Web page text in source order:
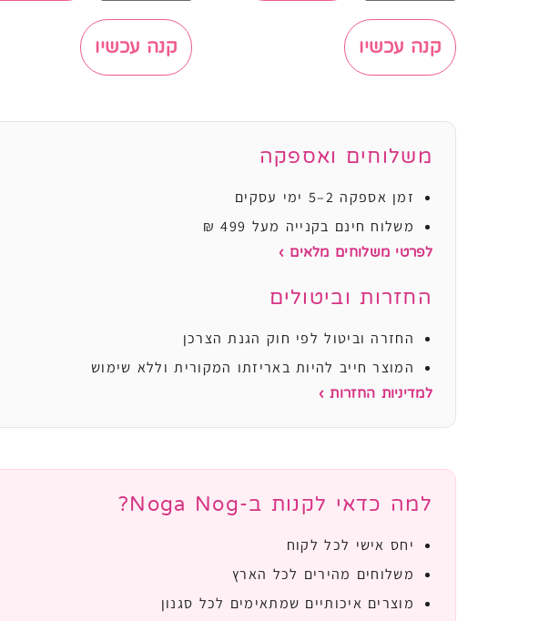
קנה עכשיו קנה עכשיו
משלוחים ואספקה
זמן אספקה 2–5 ימי עסקים
משלוח חינם בקנייה מעל 499 ₪
לפרטי משלוחים מלאים ›
החזרות וביטולים
החזרה וביטול לפי חוק הגנת הצרכן
המוצר חייב להיות באריזתו המקורית וללא שימוש
למדיניות החזרות ›
למה כדאי לקנות ב-Noga Nog?
יחס אישי לכל לקוח
משלוחים מהירים לכל הארץ
מוצרים איכותיים שמתאימים לכל סגנון